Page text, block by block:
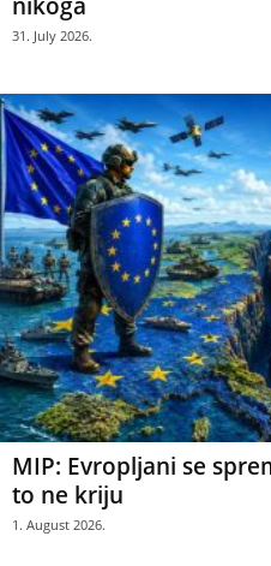
nikoga
31. July 2026.
MIP: Evropljani se
to ne kriju
1. August 2026.